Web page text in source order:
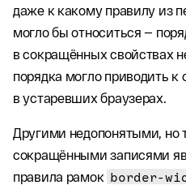
даже к какому правилу из
могло бы относиться —
в сокращённых свойствах
порядка могло приводить
в устаревших браузерах.
Другими недопонятыми, но
сокращёнными записями
правила рамок border-